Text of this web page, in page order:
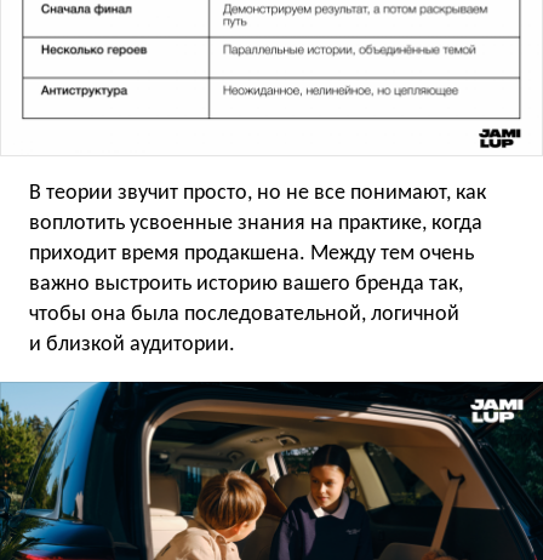
В теории звучит просто, но не все понимают, как
воплотить усвоенные знания на практике, когда
приходит время продакшена. Между тем очень
важно выстроить историю вашего бренда так,
чтобы она была последовательной, логичной
и близкой аудитории.